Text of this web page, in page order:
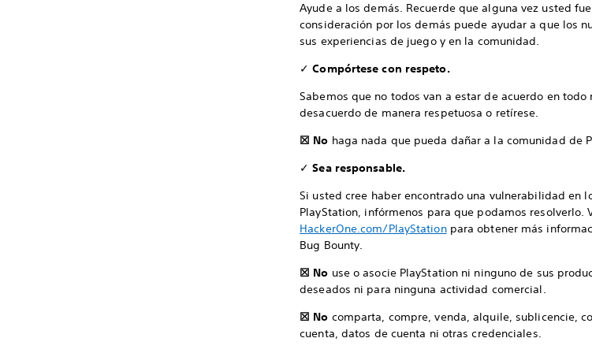
Ayude a los demás. Recuerde que alguna vez usted
consideración por los demás puede ayudar a que los
sus experiencias de juego y en la comunidad.
✓ Compórtese con respeto.
Sabemos que no todos van a estar de acuerdo en todo
desacuerdo de manera respetuosa o retírese.
☒ No haga nada que pueda dañar a la comunidad de
✓ Sea responsable.
Si usted cree haber encontrado una vulnerabilidad en
PlayStation, infórmenos para que podamos resolverlo.
HackerOne.com/PlayStationpara obtener más
Bug Bounty.
☒ No use o asocie PlayStation ni ninguno de sus
deseados ni para ninguna actividad comercial.
☒ No comparta, compre, venda, alquile, sublicencie,
cuenta, datos de cuenta ni otras credenciales.